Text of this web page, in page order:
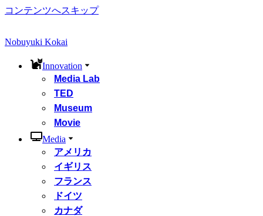
コンテンツへスキップ
Nobuyuki Kokai
Innovation
Media Lab
TED
Museum
Movie
Media
アメリカ
イギリス
フランス
ドイツ
カナダ